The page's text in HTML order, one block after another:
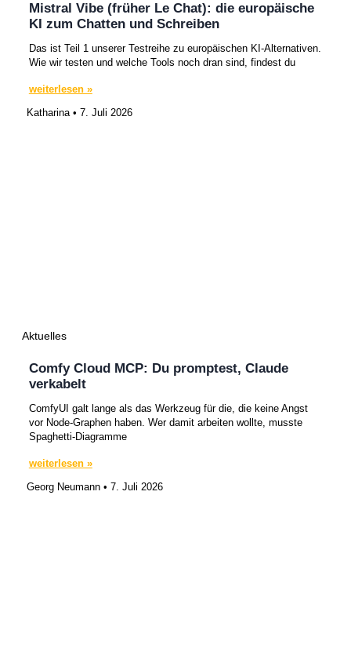
Mistral Vibe (früher Le Chat): die europäische
KI zum Chatten und Schreiben
Das ist Teil 1 unserer Testreihe zu europäischen KI-Alternativen.
Wie wir testen und welche Tools noch dran sind, findest du
weiterlesen »
Katharina
7. Juli 2026
Aktuelles
Comfy Cloud MCP: Du promptest, Claude
verkabelt
ComfyUI galt lange als das Werkzeug für die, die keine Angst
vor Node-Graphen haben. Wer damit arbeiten wollte, musste
Spaghetti-Diagramme
weiterlesen »
Georg Neumann
7. Juli 2026